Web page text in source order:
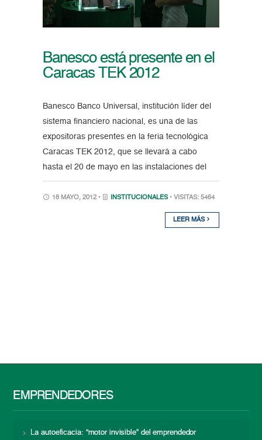
Banesco está presente en el
Caracas TEK 2012
Banesco Banco Universal, institución líder del
sistema financiero nacional, es una de las
expositoras presentes en la feria tecnológica
Caracas TEK 2012, que se llevará a cabo
hasta el 20 de mayo en las instalaciones del
18 MAYO, 2012 • INSTITUCIONALES • VISITAS: 5464
LEER MÁS
EMPRENDEDORES
La autoeficacia: “motor invisible” del emprendedor